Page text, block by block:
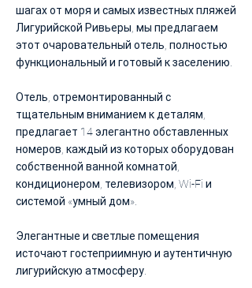
шагах от моря и самых известных пляжей
Лигурийской Ривьеры, мы предлагаем
этот очаровательный отель, полностью
функциональный и готовый к заселению.
Отель, отремонтированный с
тщательным вниманием к деталям,
предлагает 14 элегантно обставленных
номеров, каждый из которых оборудован
собственной ванной комнатой,
кондиционером, телевизором, Wi-Fi и
системой «умный дом».
Элегантные и светлые помещения
источают гостеприимную и аутентичную
лигурийскую атмосферу.